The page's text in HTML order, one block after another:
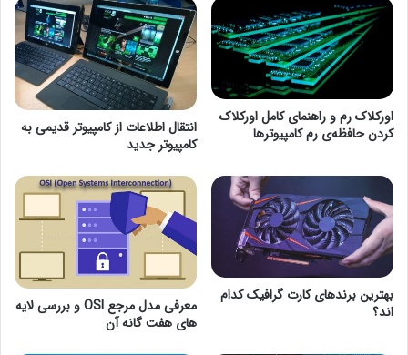
اورکلاک رم و راهنمای کامل اورکلاک
کردن حافظه‌ی رم کامپیوترها
انتقال اطلاعات از کامپیوتر قدیمی به
کامپیوتر جدید
بهترین برندهای کارت گرافیک کدام
اند؟
معرفی مدل مرجع OSI و بررسی لایه
های هفت گانه آن